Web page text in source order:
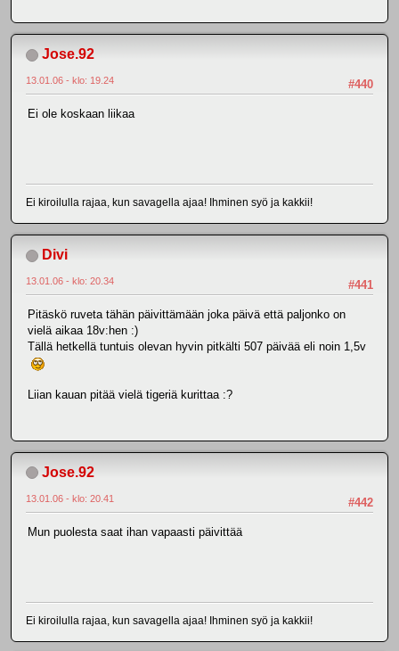
Jose.92
#440
13.01.06 - klo: 19.24
Ei ole koskaan liikaa
Ei kiroilulla rajaa, kun savagella ajaa! Ihminen syö ja kakkii!
Divi
#441
13.01.06 - klo: 20.34
Pitäskö ruveta tähän päivittämään joka päivä että paljonko on
vielä aikaa 18v:hen :)
Tällä hetkellä tuntuis olevan hyvin pitkälti 507 päivää eli noin 1,5v
Liian kauan pitää vielä tigeriä kurittaa :?
Jose.92
#442
13.01.06 - klo: 20.41
Mun puolesta saat ihan vapaasti päivittää
Ei kiroilulla rajaa, kun savagella ajaa! Ihminen syö ja kakkii!